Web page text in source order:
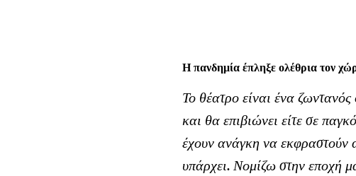
Η πανδημία έπληξε ολέθρια τον
Το θέατρο είναι ένα
και θα επιβιώνει είτε σε
έχουν ανάγκη να εκφραστούν
υπάρχει. Νομίζω στην εποχή